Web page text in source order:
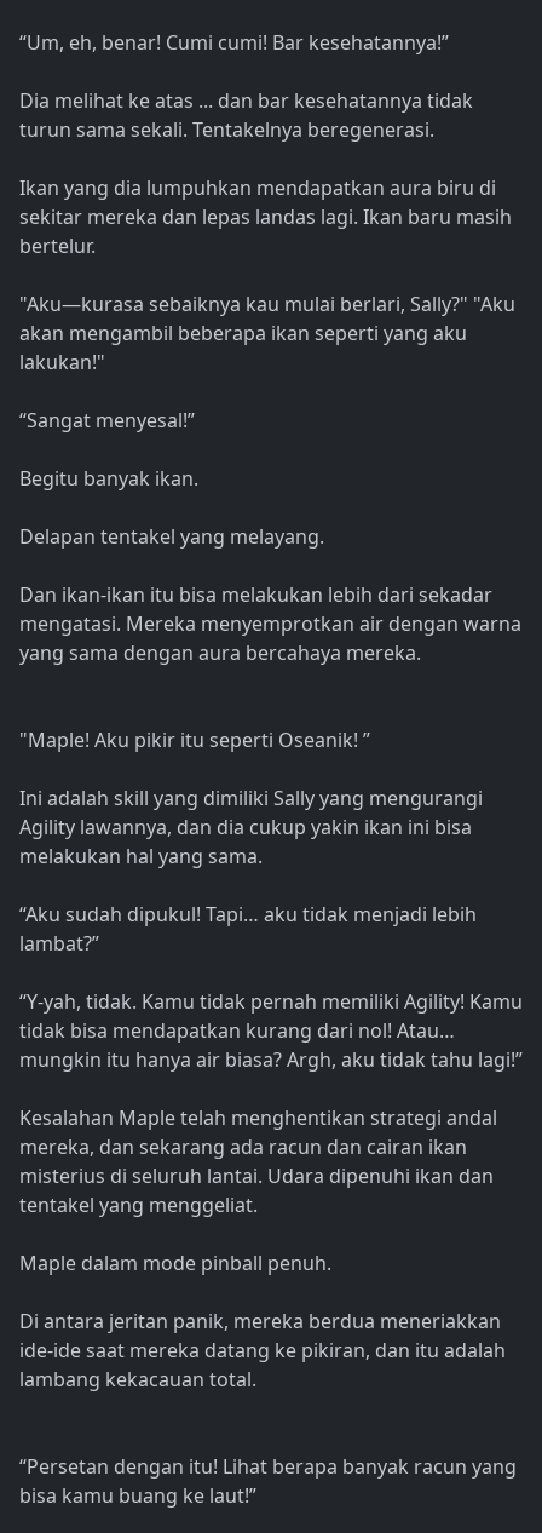
“Um, eh, benar! Cumi cumi! Bar kesehatannya!”
Dia melihat ke atas ... dan bar kesehatannya tidak
turun sama sekali. Tentakelnya beregenerasi.
Ikan yang dia lumpuhkan mendapatkan aura biru di
sekitar mereka dan lepas landas lagi. Ikan baru masih
bertelur.
"Aku—kurasa sebaiknya kau mulai berlari, Sally?" "Aku
akan mengambil beberapa ikan seperti yang aku
lakukan!"
“Sangat menyesal!”
Begitu banyak ikan.
Delapan tentakel yang melayang.
Dan ikan-ikan itu bisa melakukan lebih dari sekadar
mengatasi. Mereka menyemprotkan air dengan warna
yang sama dengan aura bercahaya mereka.
"Maple! Aku pikir itu seperti Oseanik! ”
Ini adalah skill yang dimiliki Sally yang mengurangi
Agility lawannya, dan dia cukup yakin ikan ini bisa
melakukan hal yang sama.
“Aku sudah dipukul! Tapi… aku tidak menjadi lebih
lambat?”
“Y-yah, tidak. Kamu tidak pernah memiliki Agility! Kamu
tidak bisa mendapatkan kurang dari nol! Atau…
mungkin itu hanya air biasa? Argh, aku tidak tahu lagi!”
Kesalahan Maple telah menghentikan strategi andal
mereka, dan sekarang ada racun dan cairan ikan
misterius di seluruh lantai. Udara dipenuhi ikan dan
tentakel yang menggeliat.
Maple dalam mode pinball penuh.
Di antara jeritan panik, mereka berdua meneriakkan
ide-ide saat mereka datang ke pikiran, dan itu adalah
lambang kekacauan total.
“Persetan dengan itu! Lihat berapa banyak racun yang
bisa kamu buang ke laut!”